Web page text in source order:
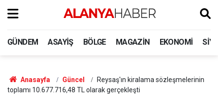
GÜNDEM ASAYIŞ BÖLGE MAGAZIN EKONOMI
Anasayfa Güncel
Reysaş'ın kiralama sözleşmelerinin
toplamı 10.677.716,48 TL olarak gerçekleşti